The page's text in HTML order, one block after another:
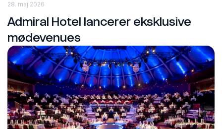
28. maj 2026
Admiral Hotel lancerer eksklusive
mødevenues